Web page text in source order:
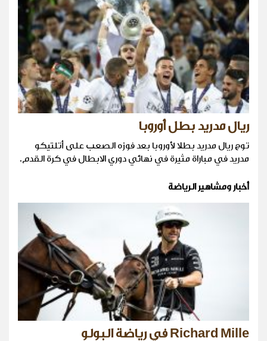
ريال مدريد بطل أوروبا
توج ريال مدريد بطلا لأوروبا بعد فوزه الصعب على أتلتيكو
مدريد في مباراة مثيرة في نهائي دوري الابطال في كرة القدم.
أخبار ومشاهير الرياضة
Richard Mille في رياضة البولو